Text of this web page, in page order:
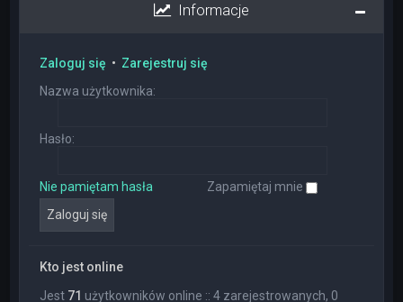
Informacje
Zaloguj się • Zarejestruj się
Nazwa użytkownika:
Hasło:
Nie pamiętam hasła Zapamiętaj mnie
Kto jest online
Jest 71 użytkowników online :: 4 zarejestrowanych, 0